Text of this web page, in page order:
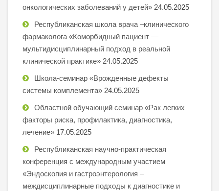
онкологических заболеваний у детей» 24.05.2025
Республиканская школа врача –клинического
фармаколога «Коморбидный пациент —
мультидисциплинарный подход в реальной
клинической практике» 24.05.2025
Школа-семинар «Врожденные дефекты
системы комплемента» 24.05.2025
Областной обучающий семинар «Рак легких —
факторы риска, профилактика, диагностика,
лечение» 17.05.2025
Республиканская научно-практическая
конференция с международным участием
«Эндоскопия и гастроэнтерология –
междисциплинарные подходы к диагностике и